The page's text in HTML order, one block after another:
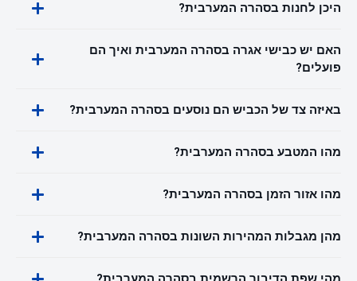
היכן לחנות בסהרה המערבית?
האם יש כבישי אגרה בסהרה המערבית ואיך הם
פועלים?
באיזה צד של הכביש הם נוסעים בסהרה המערבית?
מהו המטבע בסהרה המערבית?
מהו אזור הזמן בסהרה המערבית?
מהן מגבלות המהירות השונות בסהרה המערבית?